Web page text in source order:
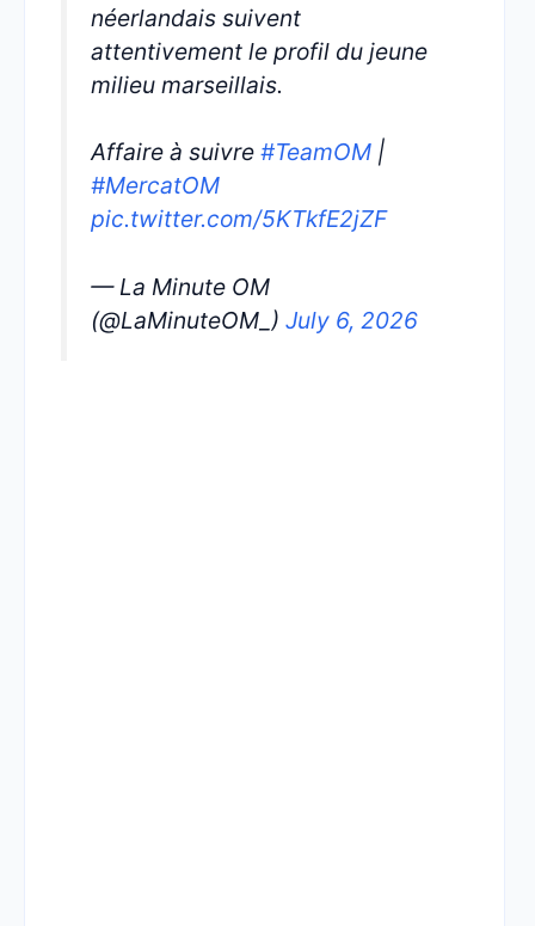
néerlandais suivent
attentivement le profil du jeune
milieu marseillais.
Affaire à suivre #TeamOM |
#MercatOM
pic.twitter.com/5KTkfE2jZF
— La Minute OM
(@LaMinuteOM_) July 6, 2026